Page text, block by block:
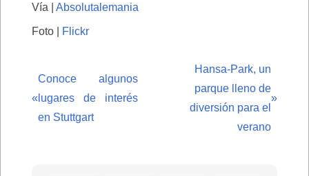
Vía | Absolutalemania
Foto | Flickr
«
Conoce algunos
lugares de interés
en Stuttgart
Hansa-Park, un
parque lleno de
diversión para el
verano
»